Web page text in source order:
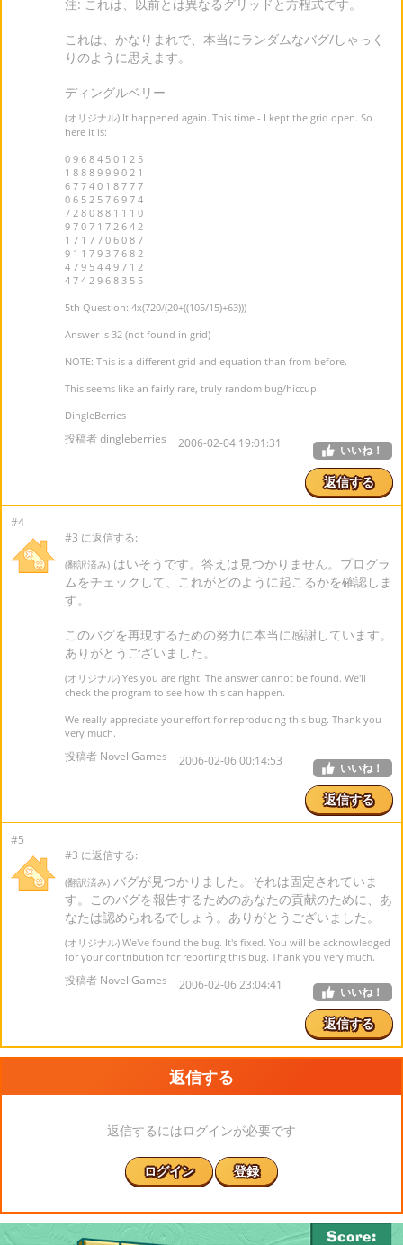
注: これは、以前とは異なるグリッドと方程式です。
これは、かなりまれで、本当にランダムなバグ/しゃっく
りのように思えます。
ディングルベリー
(オリジナル) It happened again. This time - I kept the grid open. So
here it is:
0 9 6 8 4 5 0 1 2 5
1 8 8 8 9 9 9 0 2 1
6 7 7 4 0 1 8 7 7 7
0 6 5 2 5 7 6 9 7 4
7 2 8 0 8 8 1 1 1 0
9 7 0 7 1 7 2 6 4 2
1 7 1 7 7 0 6 0 8 7
9 1 1 7 9 3 7 6 8 2
4 7 9 5 4 4 9 7 1 2
4 7 4 2 9 6 8 3 5 5
5th Question: 4x(720/(20+((105/15)+63)))
Answer is 32 (not found in grid)
NOTE: This is a different grid and equation than from before.
This seems like an fairly rare, truly random bug/hiccup.
DingleBerries
投稿者 dingleberries 2006-02-04 19:01:31 いいね！
返信する
#4
#3 に返信する:
(翻訳済み) はいそうです。答えは見つかりません。プログラ
ムをチェックして、これがどのように起こるかを確認しま
す。
このバグを再現するための努力に本当に感謝しています。
ありがとうございました。
(オリジナル) Yes you are right. The answer cannot be found. We'll
check the program to see how this can happen.
We really appreciate your effort for reproducing this bug. Thank you
very much.
投稿者 Novel Games 2006-02-06 00:14:53 いいね！
返信する
#5
#3 に返信する:
(翻訳済み) バグが見つかりました。それは固定されていま
す。このバグを報告するためのあなたの貢献のために、あ
なたは認められるでしょう。ありがとうございました。
(オリジナル) We've found the bug. It's fixed. You will be acknowledged
for your contribution for reporting this bug. Thank you very much.
投稿者 Novel Games 2006-02-06 23:04:41 いいね！
返信する
返信する
返信するにはログインが必要です
ログイン 登録